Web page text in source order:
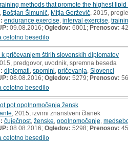
methods that promote the highest
Boštjan Šimunič Mitja Gerževič , 2015,
endurance exercise interval exercise
09.08.2016; Ogledov: 6001; Prenosov: 42
celotno besedilo
pričevanjem štirih slovenskih diplomatov
predgovor, uvodnik, spremna beseda
diplomati spomini pričevanja Slovenci
08.08.2016; Ogledov: 5279; Prenosov: 56
celotno besedilo
pot opolnomočenja žensk
, 2015, izvirni znanstveni članek
čuječnost, ženske opolnomočenje
08.08.2016; Ogledov: 5298; Prenosov: 45
celotno besedilo